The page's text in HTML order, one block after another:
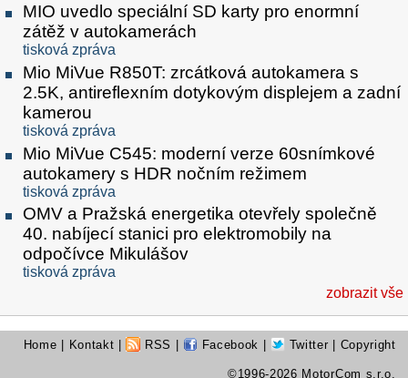
MIO uvedlo speciální SD karty pro enormní
zátěž v autokamerách
tisková zpráva
Mio MiVue R850T: zrcátková autokamera s
2.5K, antireflexním dotykovým displejem a zadní
kamerou
tisková zpráva
Mio MiVue C545: moderní verze 60snímkové
autokamery s HDR nočním režimem
tisková zpráva
OMV a Pražská energetika otevřely společně
40. nabíjecí stanici pro elektromobily na
odpočívce Mikulášov
tisková zpráva
zobrazit vše
Home Kontakt RSS Facebook Twitter | Copyright
©1996-2026 MotorCom s.r.o.